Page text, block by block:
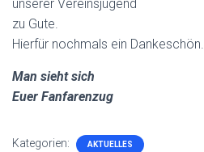
unserer Vereinsjugend
zu Gute.
Hierfür nochmals ein Dankeschön.
Man sieht sich
Euer Fanfarenzug
Kategorien: AKTUELLES